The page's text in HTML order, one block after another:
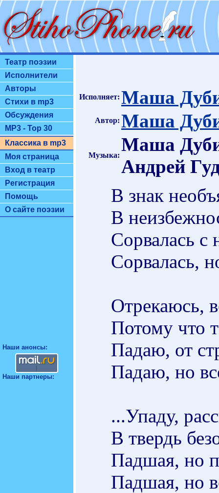
Театр поэзии
Исполнители
Авторы
Стихи в mp3
Обсуждения
MP3 - Top 30
Классика в mp3
Моя страница
Вход в театр
Регистрация
Помощь
О сайте поэзии
Наши анонсы:
Наши партнеры:
Исполняет: Маша
Автор: Маша
Музыка:
Маша
Андрей
В знак
В
Сорвалась с
Сорвалась,
Отрекаюсь,
Потому что
Падаю, от
Падаю, но
...Упаду,
В твердь
Падшая, но
Падшая, но